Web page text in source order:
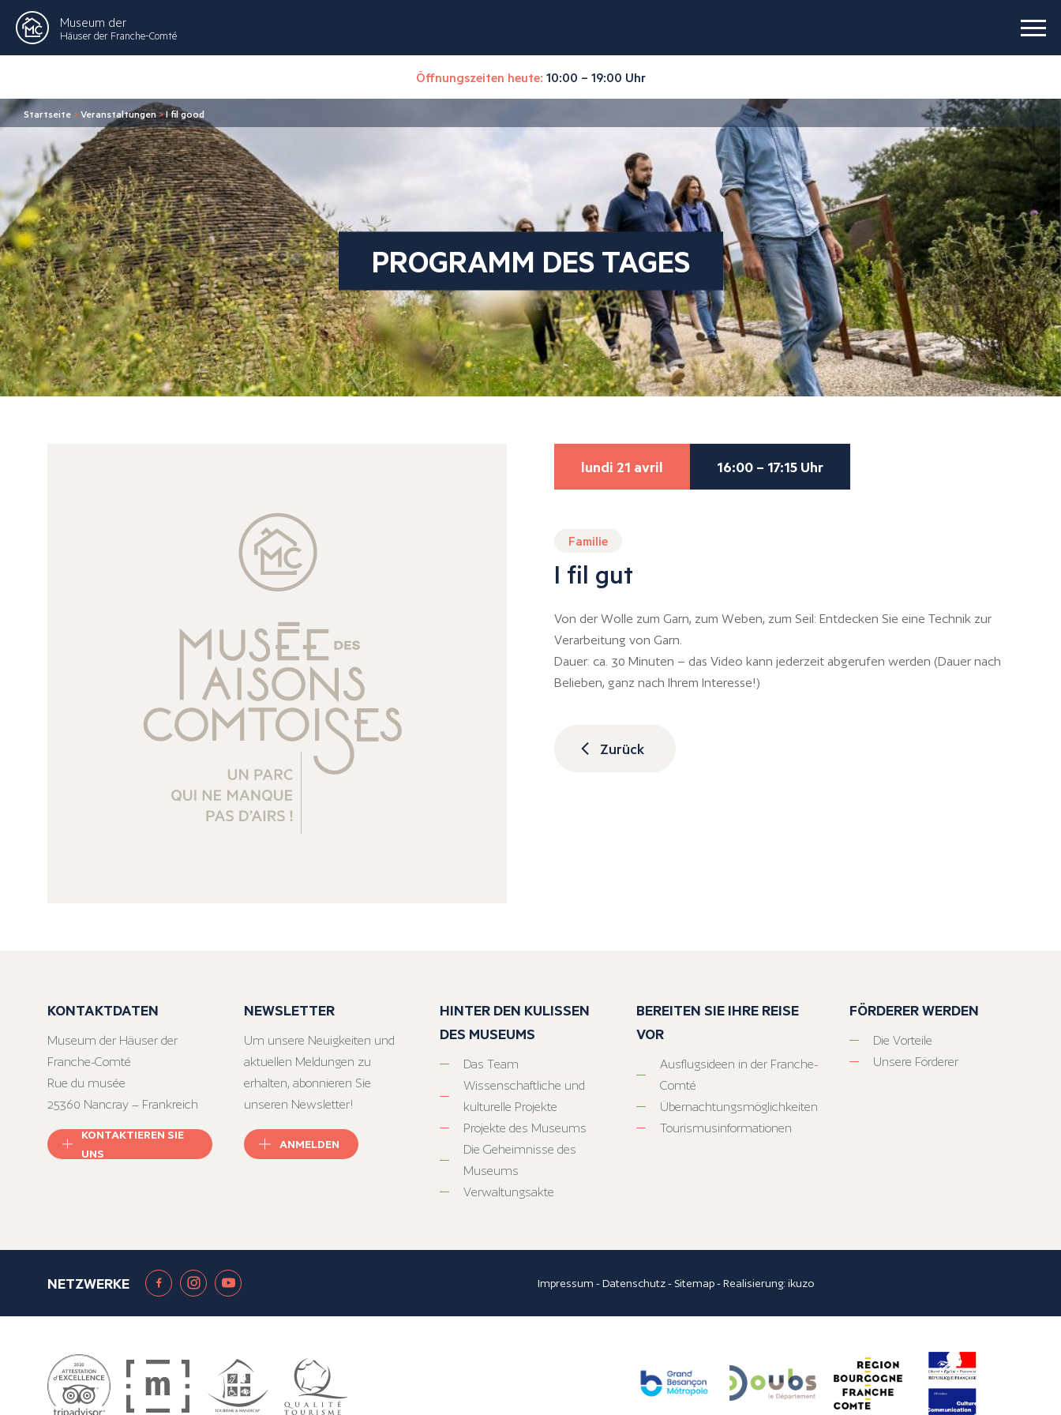
Museum der
Häuser der Franche-Comté
Öffnungszeiten heute: 10:00 – 19:00 Uhr
Startseite >Veranstaltungen>I fil good
PROGRAMM DES TAGES
lundi 21 avril 16:00 – 17:15 Uhr
Familie
I fil gut
Von der Wolle zum Garn, zum Weben, zum Seil: Entdecken Sie eine Technik zur
Verarbeitung von Garn.
Dauer: ca. 30 Minuten – das Video kann jederzeit abgerufen werden (Dauer nach
Belieben, ganz nach Ihrem Interesse!)
Zurück
KONTAKTDATEN
Museum der Häuser der
Franche-Comté
Rue du musée
25360 Nancray – Frankreich
KONTAKTIEREN SIE
UNS
NEWSLETTER
Um unsere Neuigkeiten und
aktuellen Meldungen zu
erhalten, abonnieren Sie
unseren Newsletter!
ANMELDEN
HINTER DEN KULISSEN
DES MUSEUMS
Das Team
Wissenschaftliche und
kulturelle Projekte
Projekte des Museums
Die Geheimnisse des
Museums
Verwaltungsakte
BEREITEN SIE IHRE REISE
VOR
Ausflugsideen in der Franche-
Comté
Übernachtungsmöglichkeiten
Tourismusinformationen
FÖRDERER WERDEN
Die Vorteile
Unsere Förderer
NETZWERKE Impressum -Datenschutz- Sitemap- Realisierung:ikuzo